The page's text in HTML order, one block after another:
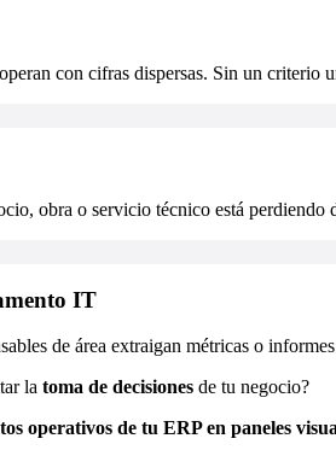
con cifras dispersas. Sin un criterio
obra o servicio técnico está
IT
de área extraigan métricas o
la toma de decisiones de tu negocio?
operativos de tu ERP en paneles